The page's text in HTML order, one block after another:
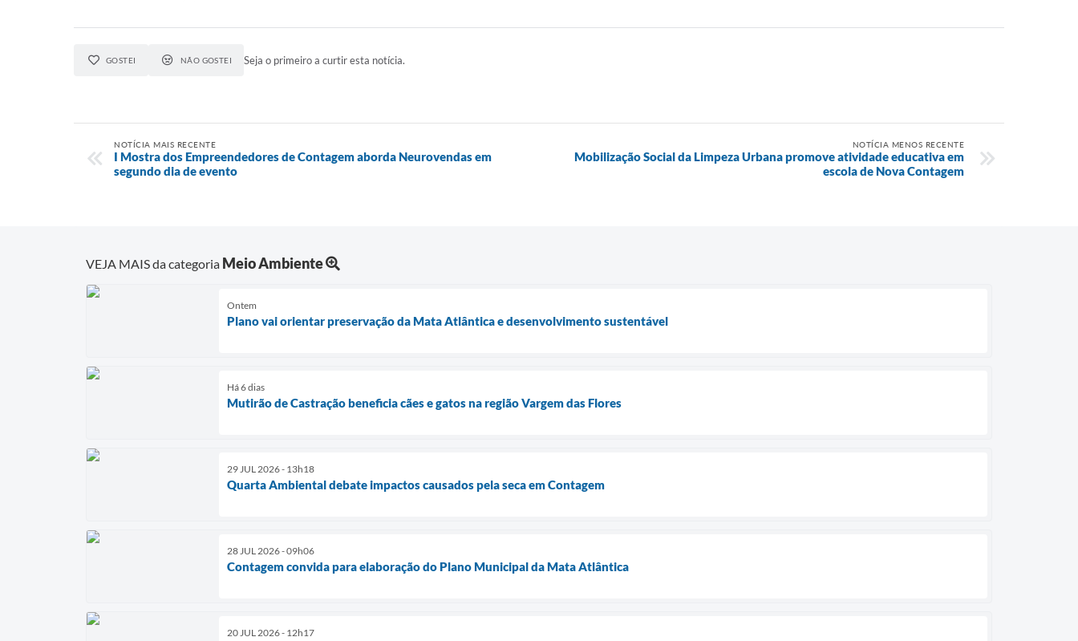
GOSTEI NÃO GOSTEI Seja o primeiro a curtir esta notícia.
NOTÍCIA MAIS RECENTE
I Mostra dos Empreendedores de Contagem aborda Neurovendas em
segundo dia de evento
NOTÍCIA MENOS RECENTE
Mobilização Social da Limpeza Urbana promove atividade educativa em
escola de Nova Contagem
VEJA MAIS da categoria Meio Ambiente
Ontem
Plano vai orientar preservação da Mata Atlântica e desenvolvimento sustentável
Há 6 dias
Mutirão de Castração beneficia cães e gatos na região Vargem das Flores
29 JUL 2026 - 13h18
Quarta Ambiental debate impactos causados pela seca em Contagem
28 JUL 2026 - 09h06
Contagem convida para elaboração do Plano Municipal da Mata Atlântica
20 JUL 2026 - 12h17